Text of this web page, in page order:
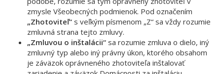
zmysle Všeobecných podmienok. Pod označením
„Zhotoviteľ“ s veľkým písmenom „Z“ sa vždy rozumie
zmluvná strana tejto zmluvy.
„Zmluvou o inštalácii“ sa rozumie zmluva o dielo, iný
zmluvný typ alebo iný právny úkon, ktorého obsahom
je záväzok oprávneného zhotoviteľa inštalovať